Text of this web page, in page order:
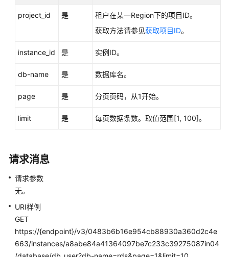
践
能
皮
API
SDK
考
常
见
问
题
project_id 是
租户在某一Region下的项目ID。
获取方法请参见获取项目ID。
instance_id 是 实例ID。
db-name 是 数据库名。
page 是 分页页码，从1开始。
limit 是 每页数据条数。取值范围[1, 100]。
请求消息
请求参数
无。
URI样例
GET
https://{endpoint}/v3/0483b6b16e954cb88930a360d2c4e
663/instances/a8abe84a41364097be7c233c39275087in04